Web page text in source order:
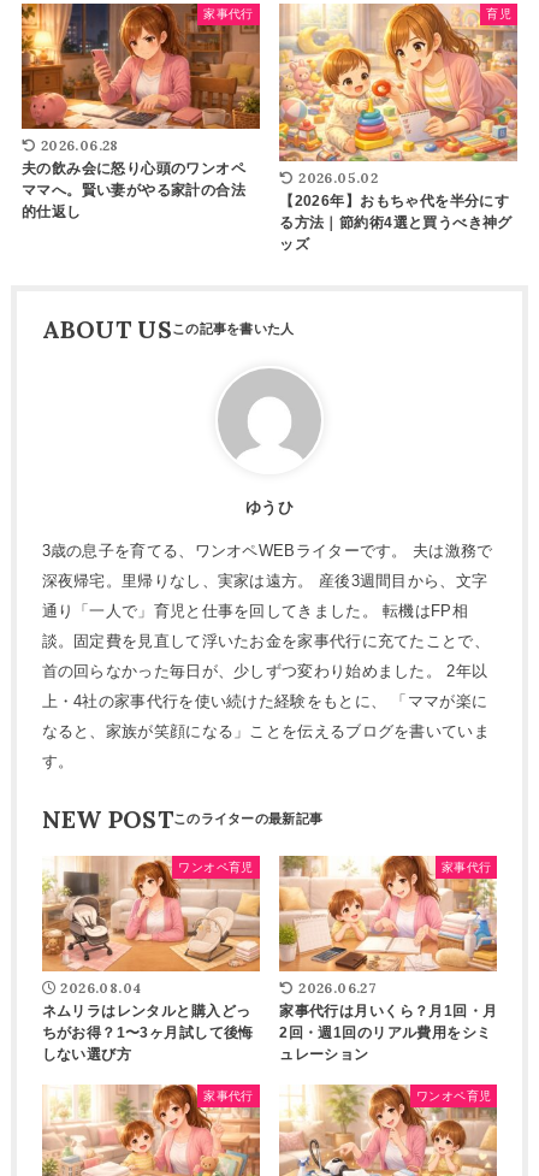
家事代行
2026.06.28
夫の飲み会に怒り心頭のワンオペ
ママへ。賢い妻がやる家計の合法
的仕返し
育児
2026.05.02
【2026年】おもちゃ代を半分にす
る方法｜節約術4選と買うべき神グ
ッズ
ABOUT US
ゆうひ
3歳の息子を育てる、ワンオペWEBライターです。 夫は激務で
深夜帰宅。里帰りなし、実家は遠方。 産後3週間目から、文字
通り「一人で」育児と仕事を回してきました。 転機はFP相
談。固定費を見直して浮いたお金を家事代行に充てたことで、
首の回らなかった毎日が、少しずつ変わり始めました。 2年以
上・4社の家事代行を使い続けた経験をもとに、 「ママが楽に
なると、家族が笑顔になる」ことを伝えるブログを書いていま
す。
NEW POST
ワンオペ育児
2026.08.04
ネムリラはレンタルと購入どっ
ちがお得？1〜3ヶ月試して後悔
しない選び方
家事代行
2026.06.27
家事代行は月いくら？月1回・月
2回・週1回のリアル費用をシミ
ュレーション
家事代行 ワンオペ育児